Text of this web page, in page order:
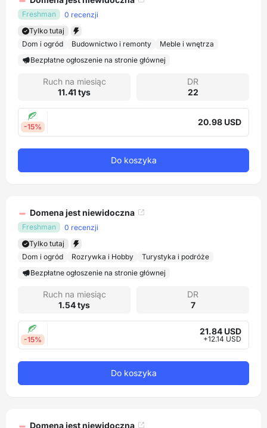
Freshman
0 recenzji
Tylko tutaj
Dom i ogród
Budownictwo i remonty
Meble i wnętrza
Bezpłatne ogłoszenie na stronie głównej
Ruch na miesiąc
11.41 tys
DR
22
-15% 20.98 USD
Do koszyka
Domena jest niewidoczna
Freshman
0 recenzji
Tylko tutaj
Dom i ogród
Rozrywka i Hobby
Turystyka i podróże
Bezpłatne ogłoszenie na stronie głównej
Ruch na miesiąc
1.54 tys
DR
7
-15%
21.84 USD
+12.14 USD
Do koszyka
Domena jest niewidoczna